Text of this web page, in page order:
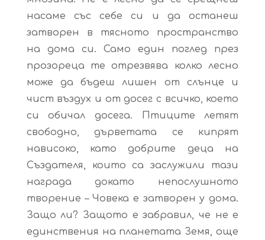
насаме със себе си и да останеш
затворен в тясното пространство
на дома си. Само един поглед през
прозореца те отрезвява колко лесно
може да бъдеш лишен от слънце и
чист въздух и от досег с всичко, което
си обичал досега. Птиците летят
свободно, дърветата се кипрят
нависоко, като добрите деца на
Създателя, които са заслужили тази
награда докато непослушното
творение – Човека е затворен у дома.
Защо ли? Защото е забравил, че не е
единствения на планетата Земя, още